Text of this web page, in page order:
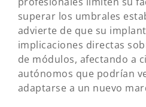
superar los umbrales
advierte de que su
implicaciones directas
de módulos, afectando a
autónomos que podrían
adaptarse a un nuevo